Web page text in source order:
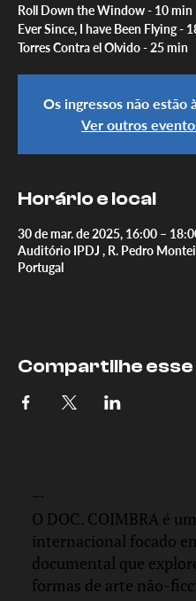
Roll Down the Window - 10 min
Ever Since, I have Been Flying -
Torres Contra el Olvido - 25 min
Os ingressos não estão
Ver outros
Horário e local
30 de mar. de 2025, 16:00 –
Auditório IPDJ , R. Pedro
Portugal
Compartilhe
O DOC. COIMBRA é
internacional focado
documental que
formas de arte não-